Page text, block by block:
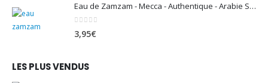
Eau de Zamzam - Mecca - Authentique - Arabie Saoudite - 500 ml
3,95€
LES PLUS VENDUS